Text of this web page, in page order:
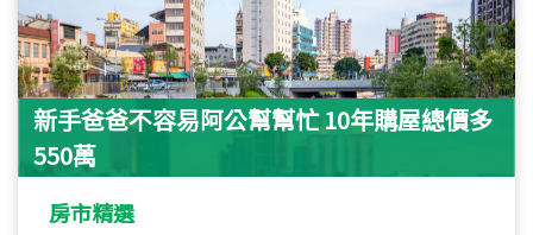
新手爸爸不容易阿公幫幫忙 10年購屋總價多
550萬
房市精選